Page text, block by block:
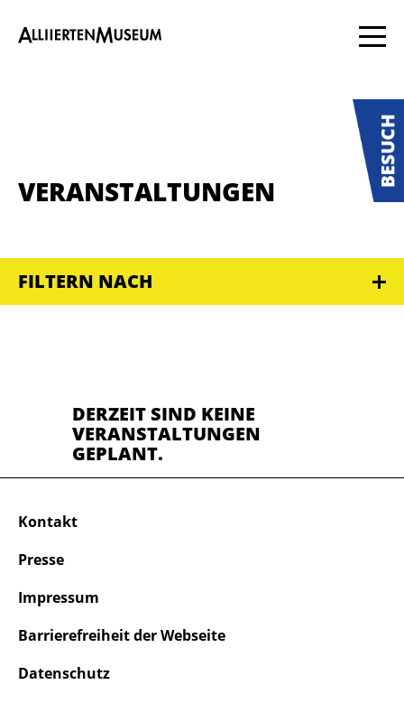
VERANSTALTUNGEN
FILTERN NACH
DERZEIT SIND KEINE
VERANSTALTUNGEN
GEPLANT.
Kontakt
Presse
Impressum
Barrierefreiheit der Webseite
Datenschutz